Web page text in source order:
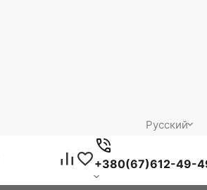
Русский
+380(67)612-49-